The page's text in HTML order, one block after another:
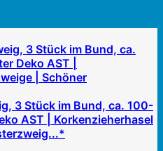
3 Stück im Bund, ca. 100-
AST | Korkenzieherhasel